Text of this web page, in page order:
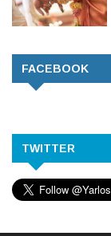
FACEBOOK
TWITTER